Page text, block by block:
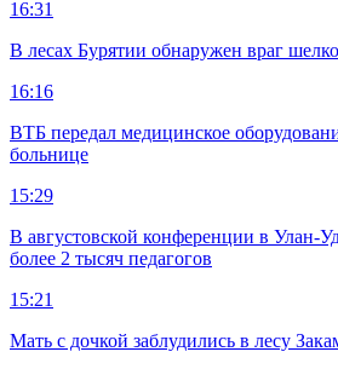
16:31
В лесах Бурятии обнаружен враг
16:16
ВТБ передал медицинское
больнице
15:29
В августовской конференции в Улан-
более 2 тысяч педагогов
15:21
Мать с дочкой заблудились в лесу